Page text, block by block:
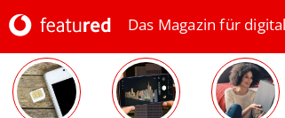
Das Magazin für